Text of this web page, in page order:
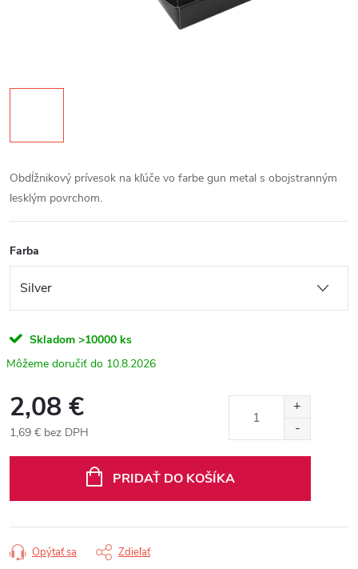
Obdĺžnikový prívesok na kľúče vo farbe gun metal s obojstranným
lesklým povrchom.
Farba
Skladom >10000 ks
10.8.2026
2,08 €
1,69 € bez DPH
PRIDAŤ DO KOŠÍKA
Opýtať sa Zdieľať